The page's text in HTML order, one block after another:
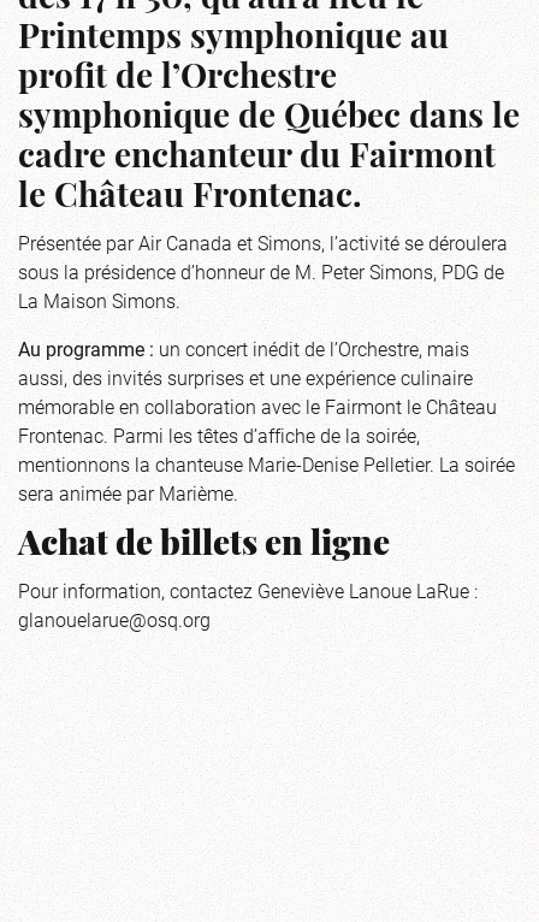
Printemps symphonique au
profit de l’Orchestre
symphonique de Québec dans le
cadre enchanteur du Fairmont
le Château Frontenac.
Présentée par Air Canada et Simons, l’activité se déroulera
sous la présidence d’honneur de M. Peter Simons, PDG de
La Maison Simons.
Au programme :un concert inédit de l’Orchestre, mais
aussi, des invités surprises et une expérience culinaire
mémorable en collaboration avec le Fairmont le Château
Frontenac. Parmi les têtes d’affiche de la soirée,
mentionnons la chanteuse Marie-Denise Pelletier. La soirée
sera animée par Marième.
Achat de billets en ligne
Pour information, contactez Geneviève Lanoue LaRue :
glanouelarue@osq.org